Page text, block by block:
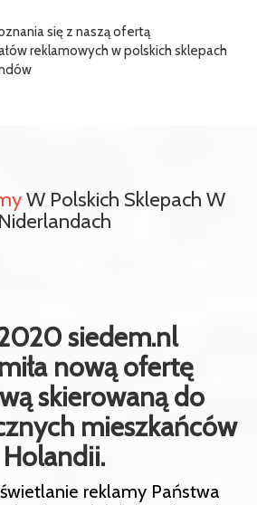
się z naszą ofertą
reklamowych w polskich sklepach
W Polskich Sklepach W
Niderlandach
siedem.nl
nową ofertę
skierowaną do
mieszkańców
Holandii.
reklamy Państwa